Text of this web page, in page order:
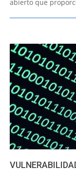
abierto que